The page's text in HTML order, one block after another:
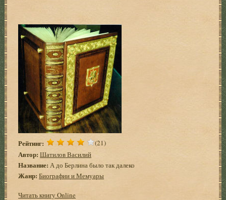
Рейтинг: (21)
Автор: Шатилов Василий
Название: А до Берлина было так далеко
Жанр: Биографии и Мемуары
Читать книгу Online